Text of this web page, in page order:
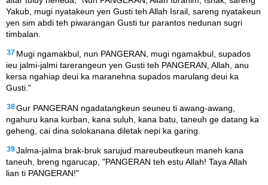
Yakub, mugi nyatakeun yen Gusti teh Allah Israil, sareng nyatakeun
yen sim abdi teh piwarangan Gusti tur parantos nedunan sugri
timbalan.
37 Mugi ngamakbul, nun PANGERAN, mugi ngamakbul, supados
ieu jalmi-jalmi tarerangeun yen Gusti teh PANGERAN, Allah, anu
kersa ngahiap deui ka maranehna supados marulang deui ka
Gusti."
38Gur PANGERAN ngadatangkeun seuneu ti awang-awang,
ngahuru kana kurban, kana suluh, kana batu, taneuh ge datang ka
geheng, cai dina solokanana diletak nepi ka garing.
39Jalma-jalma brak-bruk sarujud mareubeutkeun maneh kana
taneuh, breng ngarucap, "PANGERAN teh estu Allah! Taya Allah
lian ti PANGERAN!"